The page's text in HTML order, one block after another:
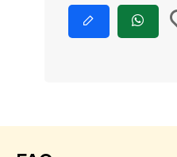
bewerben
Jetzt
via